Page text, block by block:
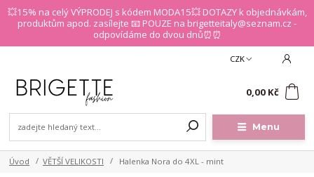
💥15% na celý VÝPRODEJ s kódem MODA15💥 DOTAZY k objednávkám,
produktům apod. zasílejte 📧 POUZE na brigetteitaly@seznam.cz -
odpovídáme do dvou dnů⏰⏰
Menu
CZK
0,00 Kč
Úvod VĚTŠÍ VELIKOSTI Halenka Nora do 4XL - mint